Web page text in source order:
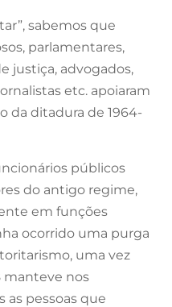
sabemos que
parlamentares,
justiça, advogados,
etc. apoiaram
da ditadura de 1964-
públicos
do antigo regime,
em funções
ocorrido uma purga
uma vez
manteve nos
as pessoas que